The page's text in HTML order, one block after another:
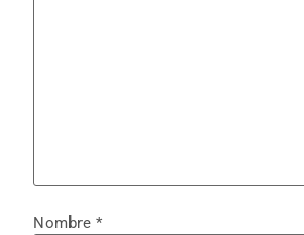
Nombre *